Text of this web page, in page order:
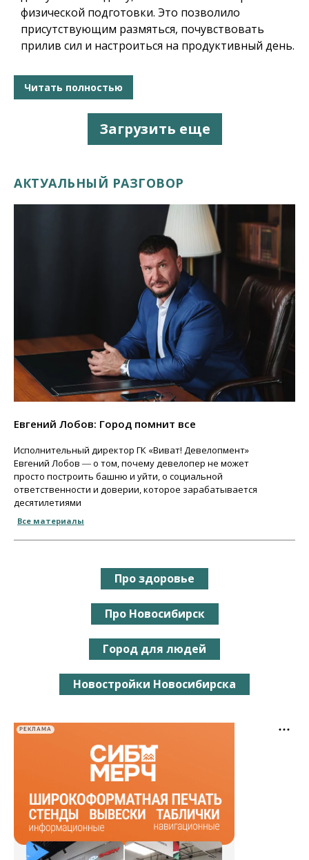
физической подготовки. Это позволило
присутствующим размяться, почувствовать
прилив сил и настроиться на продуктивный день.
Читать полностью
Загрузить еще
АКТУАЛЬНЫЙ РАЗГОВОР
Евгений Лобов: Город помнит все
Исполнительный директор ГК «Виват! Девелопмент»
Евгений Лобов ― о том, почему девелопер не может
просто построить башню и уйти, о социальной
ответственности и доверии, которое зарабатывается
десятилетиями
Все материалы
Про здоровье
Про Новосибирск
Город для людей
Новостройки Новосибирска
РЕКЛАМА